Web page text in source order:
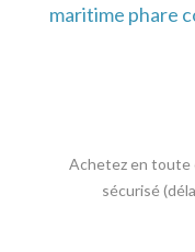
maritime phare
Achetez en toute
sécurisé